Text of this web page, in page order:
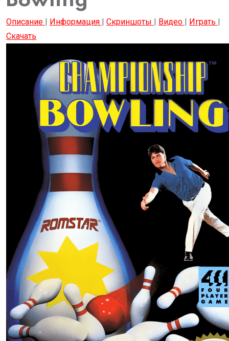
Описание | Информация | Скриншоты | Видео | Играть |
Скачать